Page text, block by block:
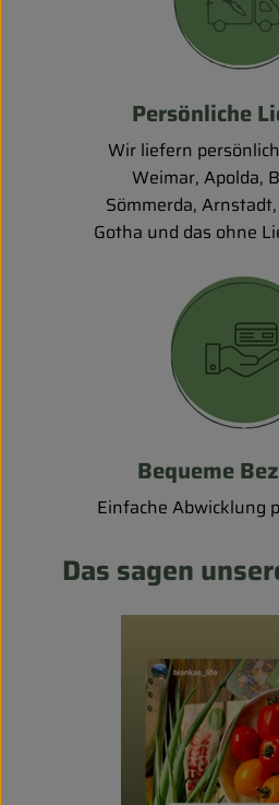
Persönliche
Wir liefern
Weimar, Apolda,
Sömmerda,
Gotha und das ohne
Bequeme
Einfache Abwicklung
Das sagen